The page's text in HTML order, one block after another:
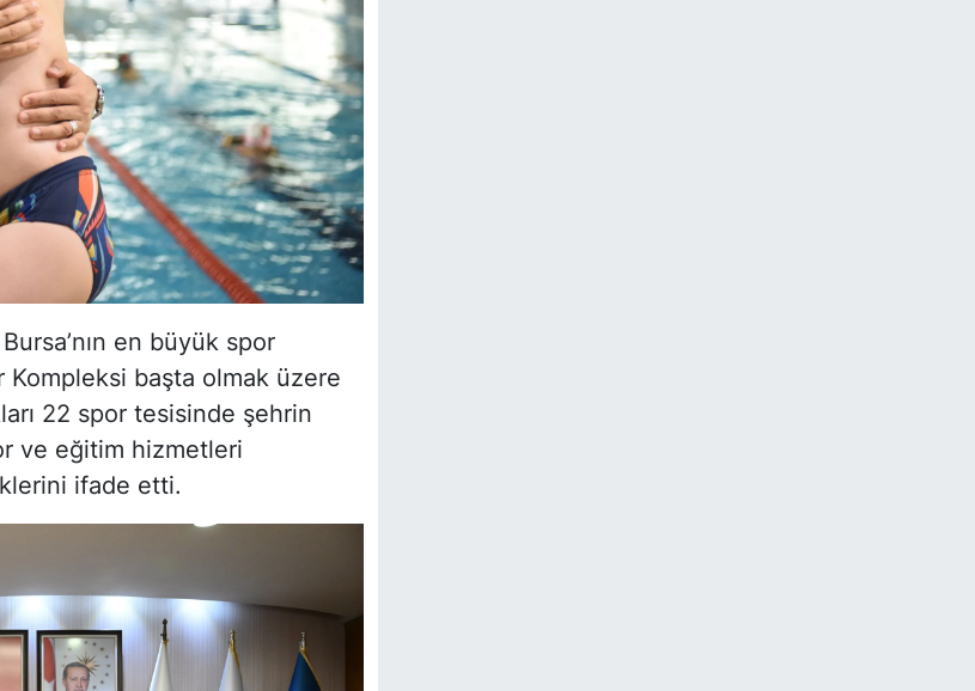
en büyük spor
başta olmak üzere
22 spor tesisinde şehrin
ve eğitim hizmetleri
ifade etti.